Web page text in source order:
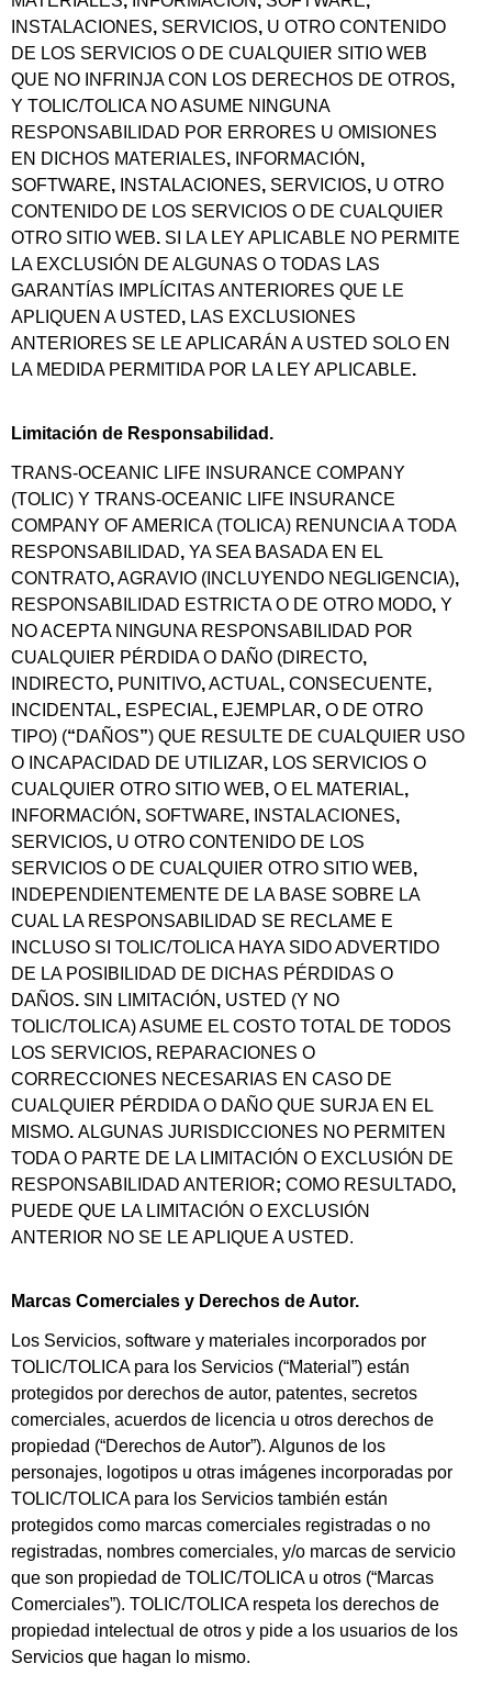
INSTALACIONES, SERVICIOS, U OTRO CONTENIDO
DE LOS SERVICIOS O DE CUALQUIER SITIO WEB
QUE NO INFRINJA CON LOS DERECHOS DE OTROS,
Y TOLIC/TOLICA NO ASUME NINGUNA
RESPONSABILIDAD POR ERRORES U OMISIONES
EN DICHOS MATERIALES, INFORMACIÓN ,
SOFTWARE, INSTALACIONES, SERVICIOS, U OTRO
CONTENIDO DE LOS SERVICIOS O DE CUALQUIER
OTRO SITIO WEB. SI LA LEY APLICABLE NO PERMITE
LA EXCLUSIÓN DE ALGUNAS O TODAS LAS
GARANTÍAS IMPLÍCITAS ANTERIORES QUE LE
APLIQUEN A USTED, LAS EXCLUSIONES
ANTERIORES SE LE APLICARÁN A USTED SOLO EN
LA MEDIDA PERMITIDA POR LA LEY APLICABLE.
Limitación de Responsabilidad.
TRANS-OCEANIC LIFE INSURANCE COMPANY
(TOLIC) Y TRANS-OCEANIC LIFE INSURANCE
COMPANY OF AMERICA (TOLICA) RENUNCIA A TODA
RESPONSABILIDAD, YA SEA BASADA EN EL
CONTRATO,AGRAVIO (INCLUYENDO NEGLIGENCIA),
RESPONSABILIDAD ESTRICTA O DE OTRO MODO, Y
NO ACEPTA NINGUNA RESPONSABILIDAD POR
CUALQUIER PÉRDIDA O DAÑO (DIRECTO,
INDIRECTO, PUNITIVO,ACTUAL, CONSECUENTE,
INCIDENTAL, ESPECIAL, EJEMPLAR, O DE OTRO
TIPO) (“DAÑOS”) QUE RESULTE DE CUALQUIER USO
O INCAPACIDAD DE UTILIZAR, LOS SERVICIOS O
CUALQUIER OTRO SITIO WEB, O EL MATERIAL,
INFORMACIÓN , SOFTWARE, INSTALACIONES,
SERVICIOS, U OTRO CONTENIDO DE LOS
SERVICIOS O DE CUALQUIER OTRO SITIO WEB,
INDEPENDIENTEMENTE DE LA BASE SOBRE LA
CUAL LA RESPONSABILIDAD SE RECLAME E
INCLUSO SI TOLIC/TOLICA HAYA SIDO ADVERTIDO
DE LA POSIBILIDAD DE DICHAS PÉRDIDAS O
DAÑOS. SIN LIMITACIÓN , USTED (Y NO
TOLIC/TOLICA) ASUME EL COSTO TOTAL DE TODOS
LOS SERVICIOS, REPARACIONES O
CORRECCIONES NECESARIAS EN CASO DE
CUALQUIER PÉRDIDA O DAÑO QUE SURJA EN EL
MISMO. ALGUNAS JURISDICCIONES NO PERMITEN
TODA O PARTE DE LA LIMITACIÓN O EXCLUSIÓN DE
RESPONSABILIDAD ANTERIOR; COMO RESULTADO,
PUEDE QUE LA LIMITACIÓN O EXCLUSIÓN
ANTERIOR NO SE LE APLIQUE A USTED.
Marcas Comerciales y Derechos de Autor.
Los Servicios, software y materiales incorporados por
TOLIC/TOLICA para los Servicios (“Material”) están
protegidos por derechos de autor, patentes, secretos
comerciales, acuerdos de licencia u otros derechos de
propiedad (“Derechos de Autor”). Algunos de los
personajes, logotipos u otras imágenes incorporadas por
TOLIC/TOLICA para los Servicios también están
protegidos como marcas comerciales registradas o no
registradas, nombres comerciales, y/o marcas de servicio
que son propiedad de TOLIC/TOLICA u otros (“Marcas
Comerciales”). TOLIC/TOLICA respeta los derechos de
propiedad intelectual de otros y pide a los usuarios de los
Servicios que hagan lo mismo.